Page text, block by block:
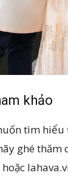
khảo
tìm hiểu
ghé thăm